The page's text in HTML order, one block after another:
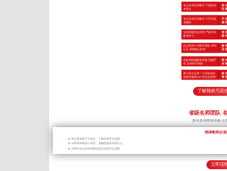
专注高考应试教学 只招收高
考学生
招 生
范 围
专注高考应试教学 只开设高
考课程
开 设
课 程
全封闭规范化管理 严抓日常
备考学习
管 理
模 式
自主研发TLE教学系统 专利
认证 掌握核心技术
教 学
流 程
高标准校园配套设施 设施齐
全 高考绝不将就
硬 件
设 施
两个班主任带一个班加专职
的夜班老师24小时全程陪护
教 学
管 理
了解我校与其
省级名师团队
多年高考带班经验 全
授课教师必须
带过多届高三毕业生，了解高考常见问题
对高考考纲深入研究，准确把握高考得分点
所带毕业生高考成绩优异且深受学生喜爱
立即连